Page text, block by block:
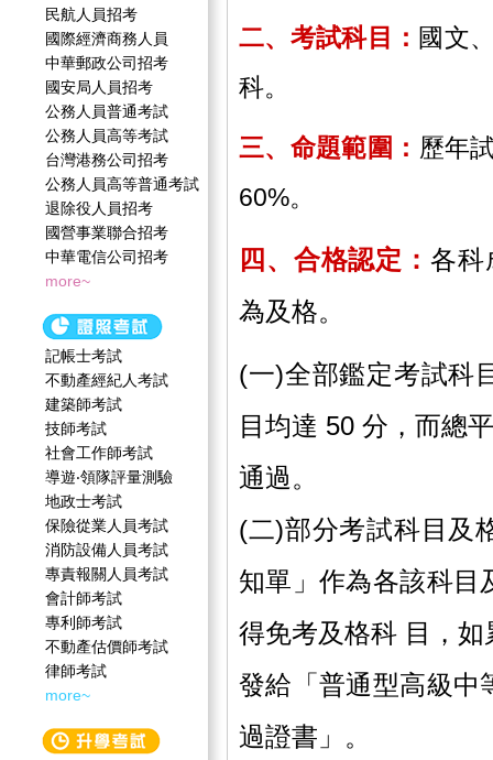
民航人員招考
國際經濟商務人員
中華郵政公司招考
國安局人員招考
公務人員普通考試
公務人員高等考試
台灣港務公司招考
公務人員高等普通考試
退除役人員招考
國營事業聯合招考
中華電信公司招考
more~
記帳士考試
不動產經紀人考試
建築師考試
技師考試
社會工作師‍考試
導遊‧領隊評量測驗
地政士考試
保險從業人員考試
消防設備人員考試
專責報關人員考試
會計師考試
專利師考試
不動產估價師考試
律師考試
more~
二、考試科目 ： 國文
科。
三、命題範圍： 歷年
60%。
四、合格認定： 各科
為及格。
(一)全部鑑定考試科
目均達 50 分，而總
通過。
(二)部分考試科目及
知單」作為各該科目
得免考及格科 目，
發給「普通型高級中
過證書」。